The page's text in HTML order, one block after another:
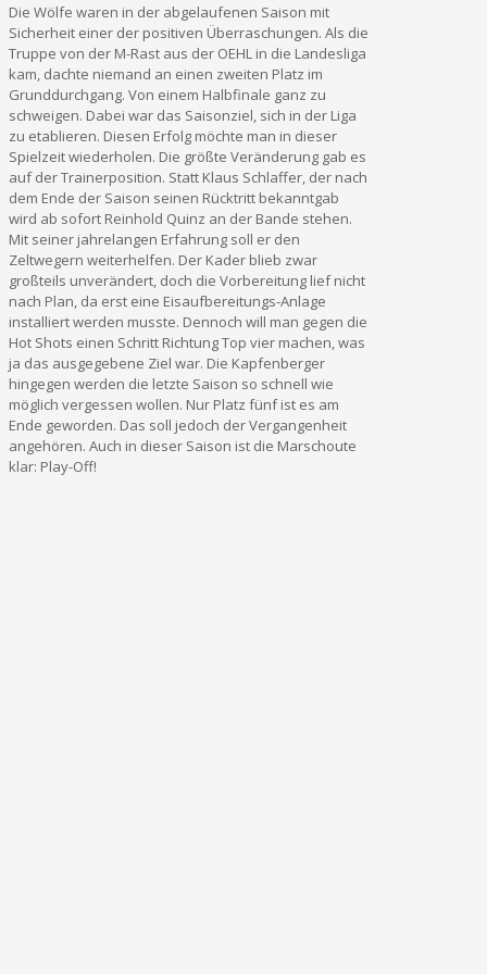
Die Wölfe waren in der abgelaufenen Saison mit
Sicherheit einer der positiven Überraschungen. Als die
Truppe von der M-Rast aus der OEHL in die Landesliga
kam, dachte niemand an einen zweiten Platz im
Grunddurchgang. Von einem Halbfinale ganz zu
schweigen. Dabei war das Saisonziel, sich in der Liga
zu etablieren. Diesen Erfolg möchte man in dieser
Spielzeit wiederholen. Die größte Veränderung gab es
auf der Trainerposition. Statt Klaus Schlaffer, der nach
dem Ende der Saison seinen Rücktritt bekanntgab
wird ab sofort Reinhold Quinz an der Bande stehen.
Mit seiner jahrelangen Erfahrung soll er den
Zeltwegern weiterhelfen. Der Kader blieb zwar
großteils unverändert, doch die Vorbereitung lief nicht
nach Plan, da erst eine Eisaufbereitungs-Anlage
installiert werden musste. Dennoch will man gegen die
Hot Shots einen Schritt Richtung Top vier machen, was
ja das ausgegebene Ziel war. Die Kapfenberger
hingegen werden die letzte Saison so schnell wie
möglich vergessen wollen. Nur Platz fünf ist es am
Ende geworden. Das soll jedoch der Vergangenheit
angehören. Auch in dieser Saison ist die Marschoute
klar: Play-Off!